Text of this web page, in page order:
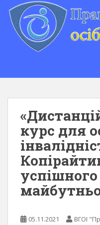
курс для
успішного
05.11.2021
ВГОІ